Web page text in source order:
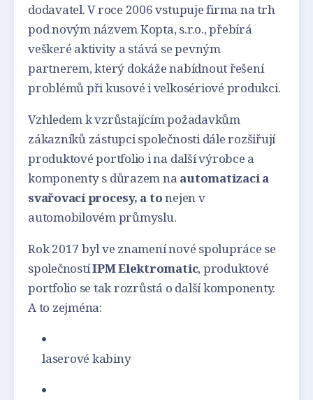
dodavatel. V roce 2006 vstupuje firma na trh
pod novým názvem Kopta, s.r.o., přebírá
veškeré aktivity a stává se pevným
partnerem, který dokáže nabídnout řešení
problémů při kusové i velkosériové produkci.
Vzhledem k vzrůstajícím požadavkům
zákazníků zástupci společnosti dále rozšiřují
produktové portfolio i na další výrobce a
komponenty s důrazem na automatizaci a
svařovací procesy, a tonejen v
automobilovém průmyslu.
Rok 2017 byl ve znamení nové spolupráce se
společnostíIPM Elektromatic, produktové
portfolio se tak rozrůstá o další komponenty.
A to zejména:
laserové kabiny